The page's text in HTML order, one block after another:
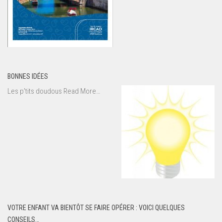
BONNES IDÉES
Les p’tits doudous Read More…
VOTRE ENFANT VA BIENTÔT SE FAIRE OPÉRER : VOICI QUELQUES
CONSEILS…